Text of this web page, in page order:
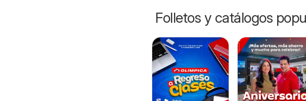
Folletos y catálogos